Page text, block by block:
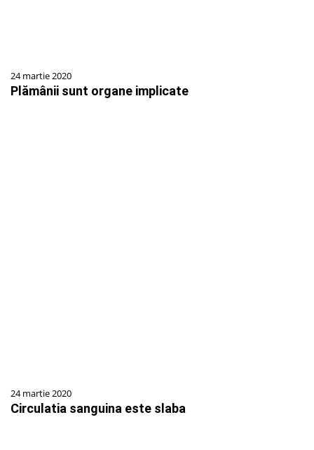
24 martie 2020
Plămânii sunt organe implicate
24 martie 2020
Circulatia sanguina este slaba